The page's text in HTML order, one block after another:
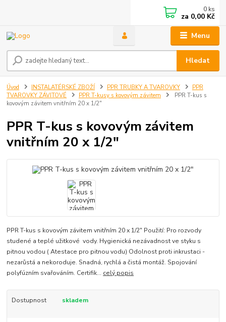
Menu
Hledat
0 ks
za 0,00 Kč
Úvod INSTALATÉRSKÉ ZBOŽÍ PPR TRUBKY A TVAROVKY
PPR
TVAROVKY ZÁVITOVÉ
PPR T-kusy s kovovým závitem
PPR T-kus s
kovovým závitem vnitřním 20 x 1/2"
PPR T-kus s kovovým závitem
vnitřním 20 x 1/2"
PPR T-kus s kovovým závitem vnitřním 20 x 1/2" Použití: Pro rozvody
studené a teplé užitkové vody. Hygienická nezávadnost ve styku s
pitnou vodou ( Atestace pro pitnou vodu) Odolnost proti inkrustaci -
nezarůstá a nekoroduje. Snadná, rychlá a čistá montáž. Spojování
polyfúzním svařováním. Certifik... celý popis
Dostupnost skladem